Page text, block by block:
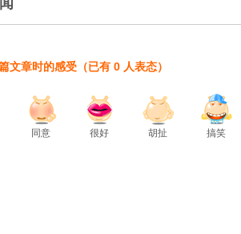
文章时的感受 （已有 0 人表态）
同意 很好 胡扯 搞笑